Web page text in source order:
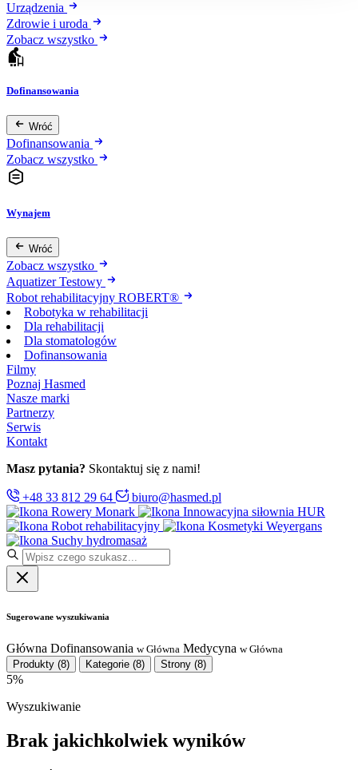
Urządzenia
Zdrowie i uroda
Zobacz wszystko
Dofinansowania
Wróć
Dofinansowania
Zobacz wszystko
Wynajem
Wróć
Zobacz wszystko
Aquatizer Testowy
Robot rehabilitacyjny ROBERT®
Robotyka w rehabilitacji
Dla rehabilitacji
Dla stomatologów
Dofinansowania
Filmy
Poznaj Hasmed
Nasze marki
Partnerzy
Serwis
Kontakt
Masz pytania? Skontaktuj się z nami!
+48 33 812 29 64
biuro@hasmed.pl
Rowery Monark
Innowacyjna siłownia HUR
Robot rehabilitacyjny
Kosmetyki Weyergans
Suchy hydromasaż
Sugerowane wyszukiwania
Główna Dofinansowania w Główna Medycyna w Główna
Produkty (8) Kategorie (8) Strony (8)
5%
Wyszukiwanie
Brak jakichkolwiek wyników